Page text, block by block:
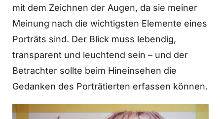
mit dem Zeichnen der Augen, da sie meiner
Meinung nach die wichtigsten Elemente eines
Porträts sind. Der Blick muss lebendig,
transparent und leuchtend sein – und der
Betrachter sollte beim Hineinsehen die
Gedanken des Porträtierten erfassen können.